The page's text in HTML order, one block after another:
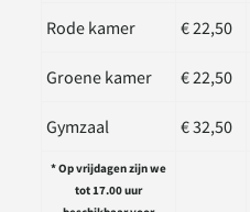
Rode kamer € 22,50
Groene kamer € 22,50
Gymzaal € 32,50
* Op vrijdagen zijn we
tot 17.00 uur